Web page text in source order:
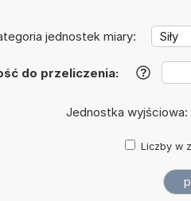
jednostek miary:
do przeliczenia: ?
Jednostka wyjściowa:
Liczby w